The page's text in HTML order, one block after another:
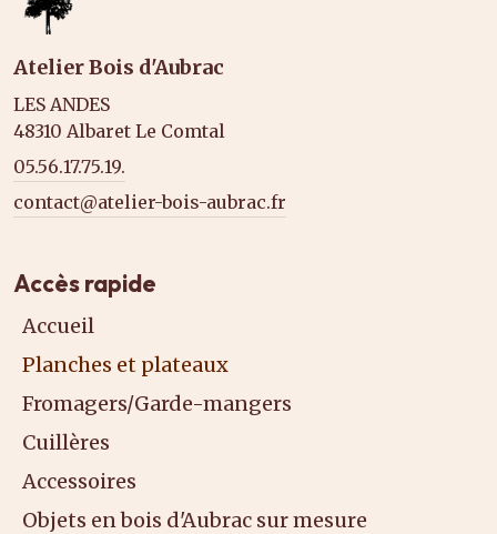
Atelier Bois d'Aubrac
LES ANDES
48310 Albaret Le Comtal
05.56.17.75.19.
contact@atelier-bois-aubrac.fr
Accès rapide
Accueil
Planches et plateaux
Fromagers/Garde-mangers
Cuillères
Accessoires
Objets en bois d'Aubrac sur mesure